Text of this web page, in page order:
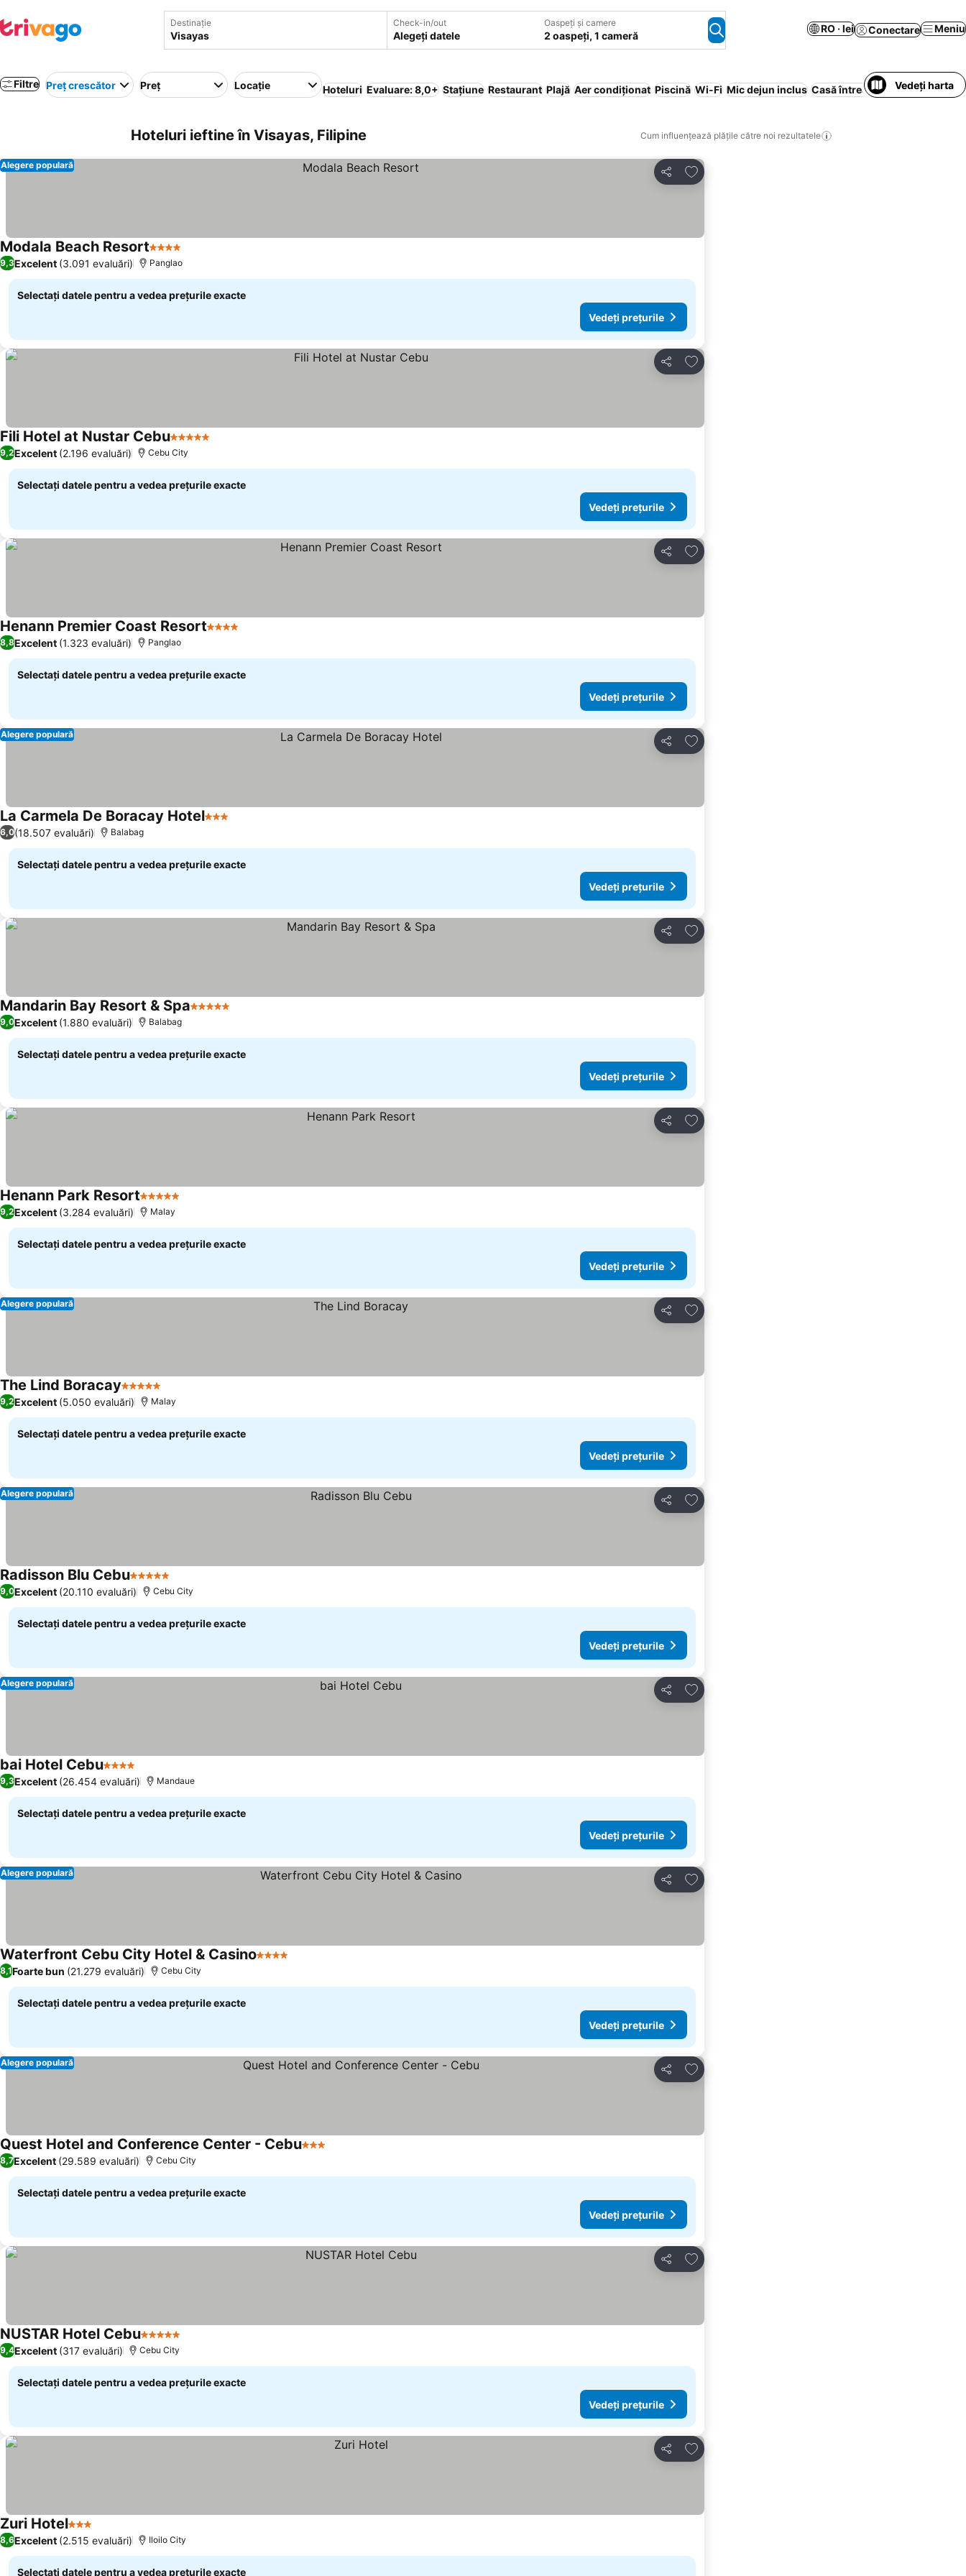
Destinație Check-in/out
Alegeți datele
Oaspeți și camere
2 oaspeți, 1 cameră
RO · lei Conectare Meniu
Filtre Preț crescător Preț Locație Hoteluri Evaluare: 8,0+ Stațiune Restaurant Plajă Aer condiționat Piscină Wi-Fi Mic dejun inclus Casă întreagă/Apartament
Vedeți harta
Hoteluri ieftine în Visayas, Filipine Cum influențează plățile către noi rezultatele
Distribuiți
Adăugaţi la favorite
Alegere populară
Modala Beach Resort4 Stele
9,3Excelent (3.091 evaluări) Panglao
Selectați datele pentru a vedea prețurile exacte
Vedeți prețurile
Distribuiți
Adăugaţi la favorite
Fili Hotel at Nustar Cebu5 Stele
9,2Excelent (2.196 evaluări) Cebu City
Selectați datele pentru a vedea prețurile exacte
Vedeți prețurile
Distribuiți
Adăugaţi la favorite
Henann Premier Coast Resort4 Stele
8,8Excelent (1.323 evaluări) Panglao
Selectați datele pentru a vedea prețurile exacte
Vedeți prețurile
Distribuiți
Adăugaţi la favorite
Alegere populară
La Carmela De Boracay Hotel3 Stele
6,0(18.507 evaluări) Balabag
Selectați datele pentru a vedea prețurile exacte
Vedeți prețurile
Distribuiți
Adăugaţi la favorite
Mandarin Bay Resort & Spa5 Stele
9,0Excelent (1.880 evaluări) Balabag
Selectați datele pentru a vedea prețurile exacte
Vedeți prețurile
Distribuiți
Adăugaţi la favorite
Henann Park Resort5 Stele
9,2Excelent (3.284 evaluări) Malay
Selectați datele pentru a vedea prețurile exacte
Vedeți prețurile
Distribuiți
Adăugaţi la favorite
Alegere populară
The Lind Boracay5 Stele
9,2Excelent (5.050 evaluări) Malay
Selectați datele pentru a vedea prețurile exacte
Vedeți prețurile
Distribuiți
Adăugaţi la favorite
Alegere populară
Radisson Blu Cebu5 Stele
9,0Excelent (20.110 evaluări) Cebu City
Selectați datele pentru a vedea prețurile exacte
Vedeți prețurile
Distribuiți
Adăugaţi la favorite
Alegere populară
bai Hotel Cebu4 Stele Vedeți prețurile
9,3Excelent (26.454 evaluări) Mandaue
Selectați datele pentru a vedea prețurile exacte
Vedeți prețurile
Distribuiți
Adăugaţi la favorite
Alegere populară
Waterfront Cebu City Hotel & Casino4 Stele
8,1Foarte bun (21.279 evaluări) Cebu City
Selectați datele pentru a vedea prețurile exacte
Vedeți prețurile
Distribuiți
Adăugaţi la favorite
Alegere populară
Quest Hotel and Conference Center - Cebu3 Stele
8,7Excelent (29.589 evaluări) Cebu City
Selectați datele pentru a vedea prețurile exacte
Vedeți prețurile
Distribuiți
Adăugaţi la favorite
NUSTAR Hotel Cebu5 Stele
9,4Excelent (317 evaluări) Cebu City
Selectați datele pentru a vedea prețurile exacte
Vedeți prețurile
Distribuiți
Adăugaţi la favorite
Zuri Hotel3 Stele Vedeți prețurile
8,6Excelent (2.515 evaluări) Iloilo City
Selectați datele pentru a vedea prețurile exacte